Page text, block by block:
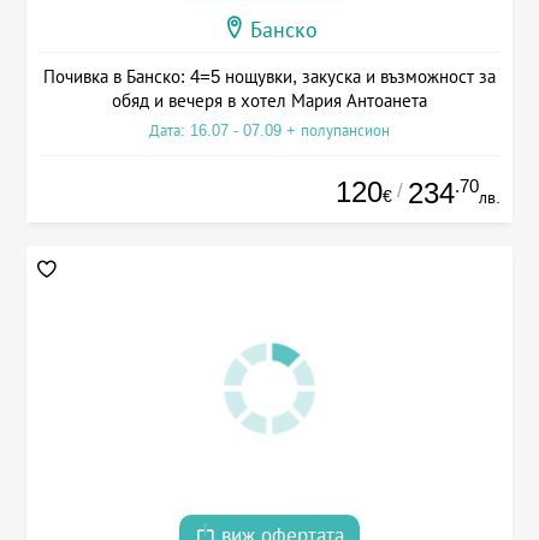
Банско
Почивка в Банско: 4=5 нощувки, закуска и възможност за
обяд и вечеря в хотел Мария Антоанета
Дата: 16.07 - 07.09 + полупансион
120€ / 234.70
лв.